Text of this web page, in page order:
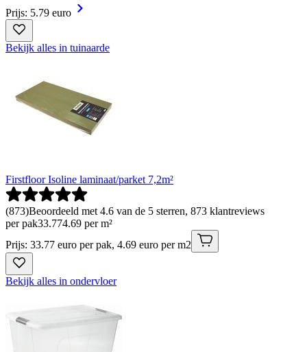
Prijs: 5.79 euro
Bekijk alles in tuinaarde
Firstfloor Isoline laminaat/parket 7,2m²
(873)Beoordeeld met 4.6 van de 5 sterren, 873 klantreviews
per pak33.774.69 per m²
Prijs: 33.77 euro per pak, 4.69 euro per m2
Bekijk alles in ondervloer